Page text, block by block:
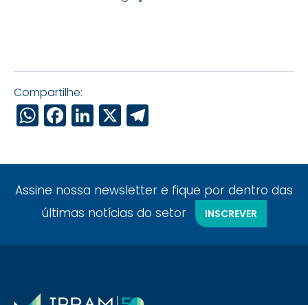
Compartilhe:
WhatsApp
Facebook
LinkedIn
X
Assine nossa newsletter e fique por dentro das
últimas notícias do setor
INSCREVER